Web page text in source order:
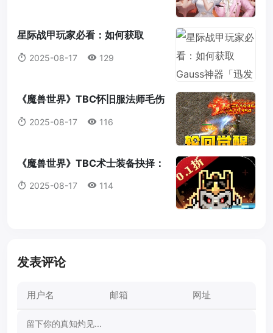
星际战甲玩家必看：如何获取
Gauss神器「迅发电浆炮」蓝图？
2025-08-17 129
《魔兽世界》TBC怀旧服法师毛伤
害全攻略：操作，意识与装备的完
美结合
2025-08-17 116
《魔兽世界》TBC术士装备抉择：
法打套还是T4套？这是你必须知道
的真相！
2025-08-17 114
发表评论